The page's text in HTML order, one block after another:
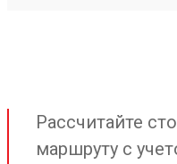
Рассчитайте
маршруту с